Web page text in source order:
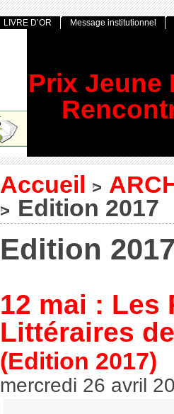
Prix Jeune
Accueil >
> Edition 2017
Edition
12 mai : Les
Littéraires
(Edition 2017)
mercredi 26 avril
LIVRE D’OR Message institutionnel